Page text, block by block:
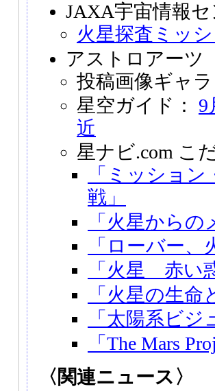
JAXA宇宙情報セ
火星探査ミッ
アストロアーツ
投稿画像ギャラ
星空ガイド： 9
近
星ナビ.com こ
「ミッショ
戦」
「火星から
「ローバー
「火星 赤い
「火星の生命
「太陽系ビ
「The Mars
〈関連ニュース〉